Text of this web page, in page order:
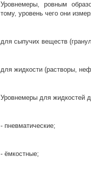
Уровнемеры, ровным
тому, уровень чего они
для сыпучих веществ
для жидкости (растворы,
Уровнемеры для жидкостей
- пневматические;
- ёмкостные;